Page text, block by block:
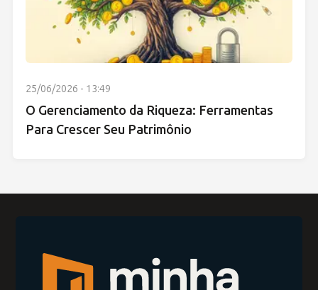
25/06/2026 - 13:49
O Gerenciamento da Riqueza: Ferramentas
Para Crescer Seu Patrimônio